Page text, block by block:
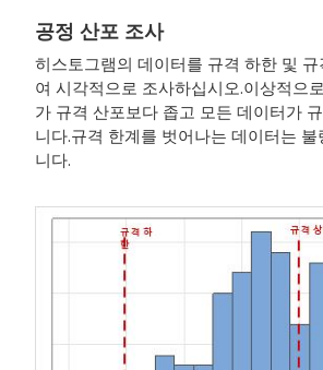
공정 산포 조사
히스토그램의 데이터를 규격 하한 및
여 시각적으로 조사하십시오.이상적으
가 규격 산포보다 좁고 모든 데이터가
니다.규격 한계를 벗어나는 데이터는
니다.